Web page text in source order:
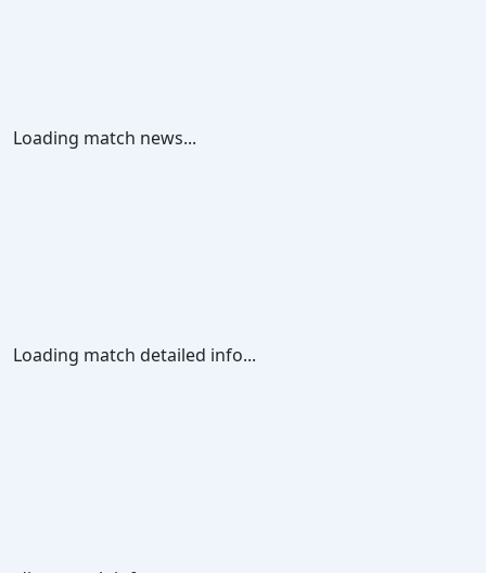
Loading match news...
Loading match detailed info...